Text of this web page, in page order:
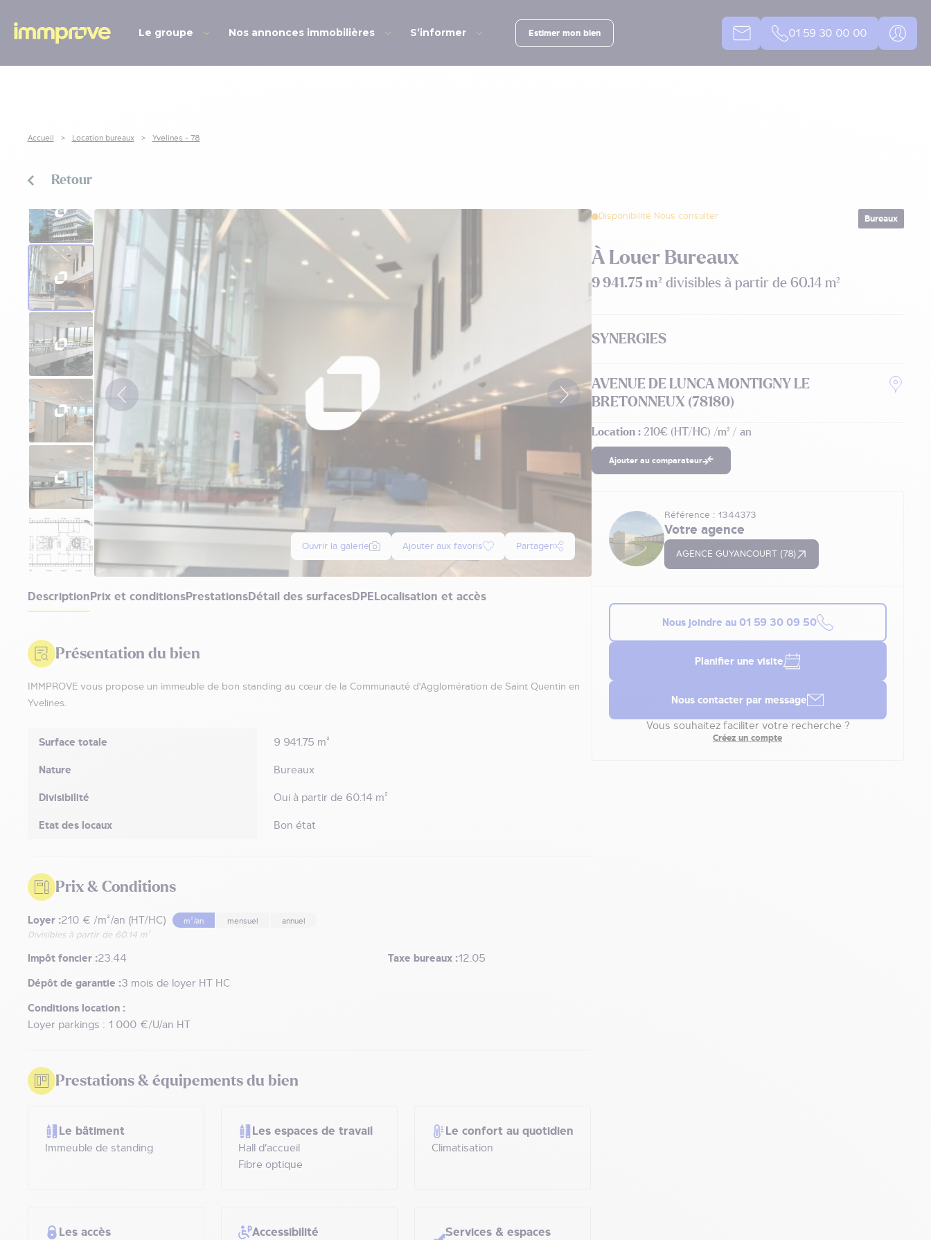
Le groupe Nos annonces immobilières S’informer Estimer mon bien 01 59 30 00 00
Accueil Location bureaux Yvelines - 78
Retour
Disponibilité Nous consulter Bureaux
À Louer Bureaux
9 941.75 m² divisibles à partir de 60.14 m²
SYNERGIES
AVENUE DE LUNCA MONTIGNY LE
BRETONNEUX (78180)
Location : 210€ (HT/HC) /m² / an
Ajouter au comparateur
Référence : 1344373
Votre agence
AGENCE GUYANCOURT (78)
Nous joindre au 01 59 30 09 50
Planifier une visite
Nous contacter par message
Vous souhaitez faciliter votre recherche ?
Créez un compte
Ouvrir la galerie Ajouter aux favoris Partager
Description Prix et conditionsPrestationsDétail des surfacesDPE Localisation et accès
Présentation du bien
IMMPROVE vous propose un immeuble de bon standing au cœur de la Communauté d'Agglomération de Saint Quentin en
Yvelines.
Surface totale
Nature
Divisibilité
Etat des locaux
9 941.75 m²
Bureaux
Oui à partir de 60.14 m²
Bon état
Prix & Conditions
Loyer :210 € /m²/an (HT/HC) m²/an mensuel annuel
Divisibles à partir de 60.14 m²
Impôt foncier :23.44 Taxe bureaux :12.05
Dépôt de garantie :3 mois de loyer HT HC
Conditions location :
Loyer parkings : 1 000 €/U/an HT
Prestations & équipements du bien
Le bâtiment
Immeuble de standing
Les espaces de travail
Hall d’accueil
Fibre optique
Le confort au quotidien
Climatisation
Les accès Accessibilité
Services & espaces